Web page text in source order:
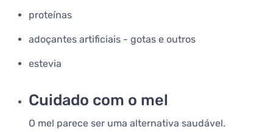
proteínas
adoçantes artificiais - gotas e outros
estevia
Cuidado com o mel
O mel parece ser uma alternativa saudável.